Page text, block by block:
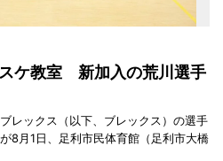
ケ教室 新加入の荒川選手
レックス（以下、ブレックス）の選手
8月1日、足利市民体育館（足利市大橋